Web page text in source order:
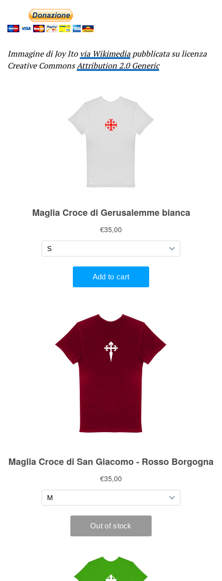
Immagine di Joy Itovia Wikimediapubblicata su licenza
Creative CommonsAttribution 2.0 Generic